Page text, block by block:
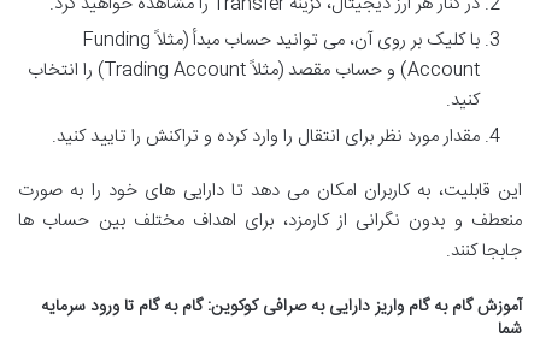
با کلیک بر روی آن، می توانید حساب مبدأ (مثلاً Funding
Account) و حساب مقصد (مثلاً Trading Account) را انتخاب
کنید.
مقدار مورد نظر برای انتقال را وارد کرده و تراکنش را تایید کنید.
این قابلیت، به کاربران امکان می دهد تا دارایی های خود را به صورت
منعطف و بدون نگرانی از کارمزد، برای اهداف مختلف بین حساب ها
جابجا کنند.
آموزش گام به گام واریز دارایی به صرافی کوکوین: گام به گام تا ورود سرمایه
شما